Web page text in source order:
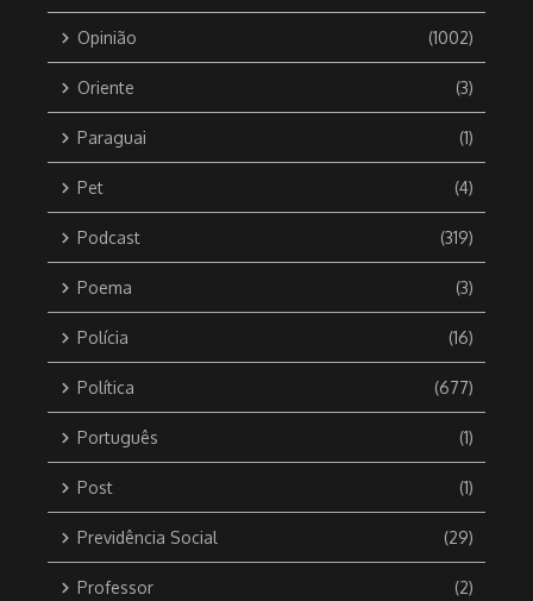
Opinião (1002)
Oriente (3)
Paraguai (1)
Pet (4)
Podcast (319)
Poema (3)
Polícia (16)
Política (677)
Português (1)
Post (1)
Previdência Social (29)
Professor (2)